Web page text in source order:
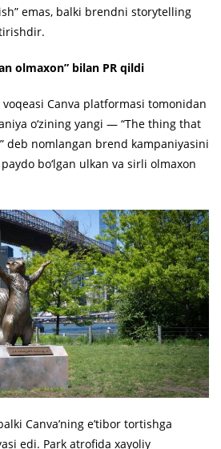
emas, balki brendni storytelling
olmaxon” bilan PR qildi
Canva platformasi tomonidan
o‘zining yangi — “The thing that
deb nomlangan brend kampaniyasini
bo‘lgan ulkan va sirli olmaxon
Canva’ning e’tibor tortishga
edi. Park atrofida xayoliy